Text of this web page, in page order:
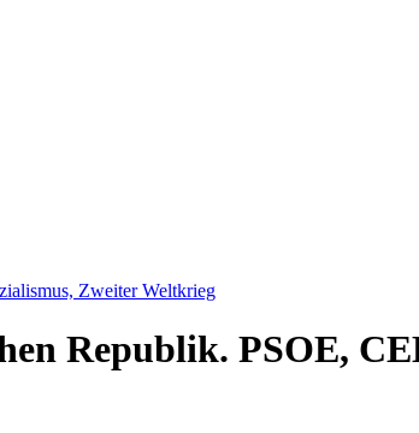
Zweiter Weltkrieg
Republik. PSOE,